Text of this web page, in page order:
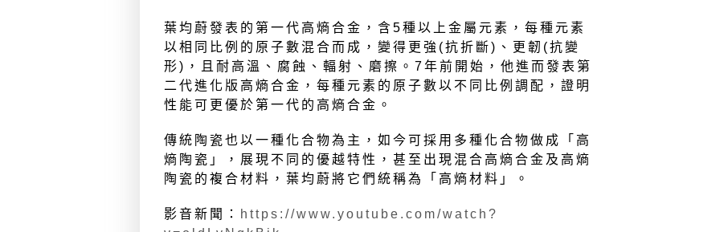
葉均蔚發表的第一代高熵合金，含5種以上金屬元素，每種元素
以相同比例的原子數混合而成，變得更強(抗折斷)、更韌(抗變
形)，且耐高溫、腐蝕、輻射、磨擦。7年前開始，他進而發表第
二代進化版高熵合金，每種元素的原子數以不同比例調配，證明
性能可更優於第一代的高熵合金。
傳統陶瓷也以一種化合物為主，如今可採用多種化合物做成「高
熵陶瓷」，展現不同的優越特性，甚至出現混合高熵合金及高熵
陶瓷的複合材料，葉均蔚將它們統稱為「高熵材料」。
影音新聞：
https://www.youtube.com/watch?